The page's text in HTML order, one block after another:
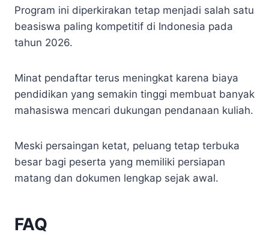
Program ini diperkirakan tetap menjadi salah satu
beasiswa paling kompetitif di Indonesia pada
tahun 2026.
Minat pendaftar terus meningkat karena biaya
pendidikan yang semakin tinggi membuat banyak
mahasiswa mencari dukungan pendanaan kuliah.
Meski persaingan ketat, peluang tetap terbuka
besar bagi peserta yang memiliki persiapan
matang dan dokumen lengkap sejak awal.
FAQ